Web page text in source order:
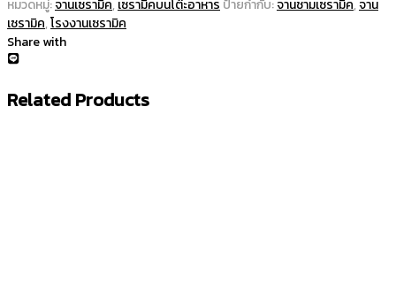
หมวดหมู่:จานเซรามิค, เซรามิคบนโต๊ะอาหาร ป้ายกำกับ:จานชามเซรามิค,จาน
เซรามิค,โรงงานเซรามิค
Share with
Related Products